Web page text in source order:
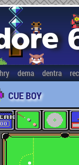
hry dema dentra
CUE BOY